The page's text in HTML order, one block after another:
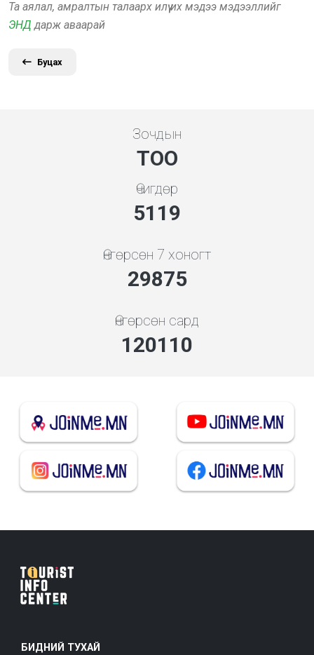
Та аялал, амралтын талаарх илүү их мэдээ мэдээллийг
ЭНД дарж аваарай
Буцах
Зочдын
ТОО
Өчигдөр
5119
Өнгөрсөн 7 хоногт
32173
Өнгөрсөн сард
129350
БИДНИЙ ТУХАЙ